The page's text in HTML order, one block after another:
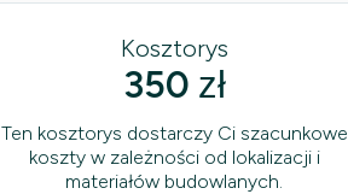
Kosztorys
350 zł
Ten kosztorys dostarczy Ci szacunkowe
koszty w zależności od lokalizacji i
materiałów budowlanych.